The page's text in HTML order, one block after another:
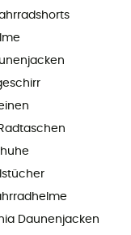
Daunenjacken